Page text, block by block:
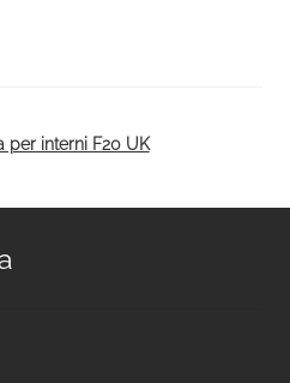
per interni F20 UK